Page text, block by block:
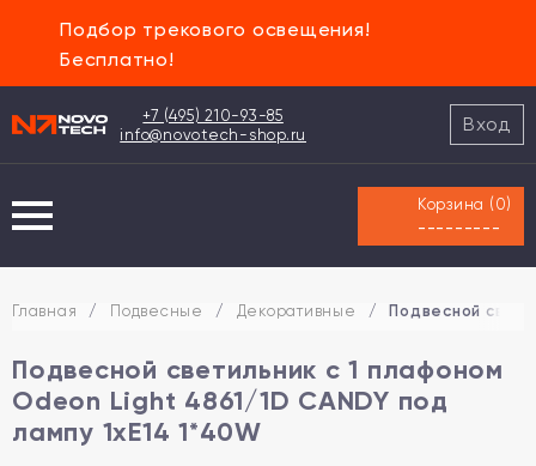
Подбор трекового освещения!
Бесплатно!
+7 (495) 210-93-85
info@novotech-shop.ru
Вход
Корзина ( 0)
---------
Главная / Подвесные / Декоративные / Подвесной
Подвесной светильник с 1 плафоном
Odeon Light 4861/1D CANDY под
лампу 1xE14 1*40W